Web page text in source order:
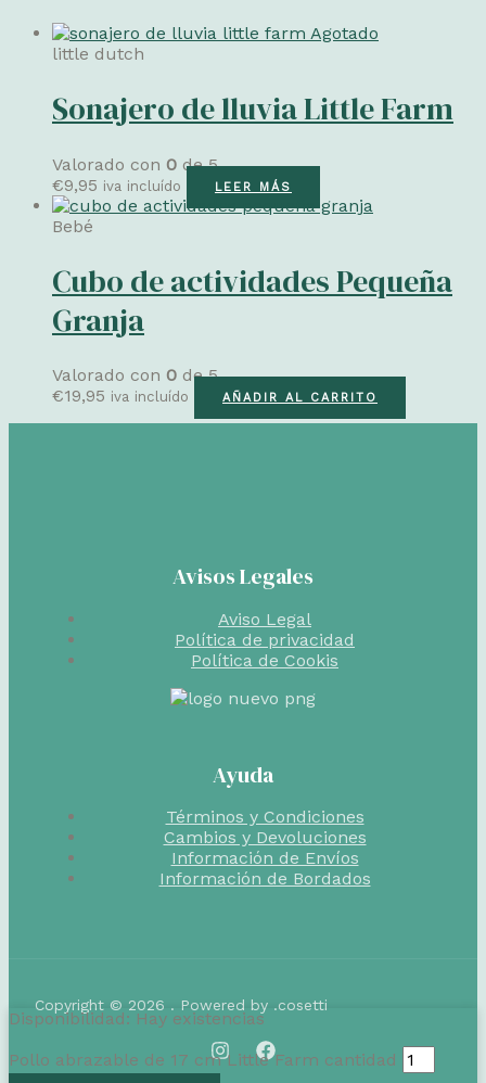
Agotado
little dutch
Sonajero de lluvia Little Farm
Valorado con 0 de 5
€9,95 iva incluído LEER MÁS
Bebé
Cubo de actividades Pequeña
Granja
Valorado con 0 de 5
€19,95 iva incluído AÑADIR AL CARRITO
Avisos Legales
Aviso Legal
Política de privacidad
Política de Cookis
Ayuda
Términos y Condiciones
Cambios y Devoluciones
Información de Envíos
Información de Bordados
Copyright © 2026 . Powered by .cosetti
Disponibilidad: Hay existencias
Pollo abrazable de 17 cm Little Farm cantidad